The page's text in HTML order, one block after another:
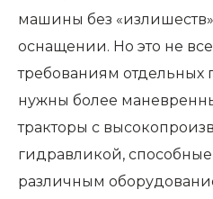
машины без
оснащении. Но это не
требованиям отдельных
нужны более
тракторы с
гидравликой,
различным